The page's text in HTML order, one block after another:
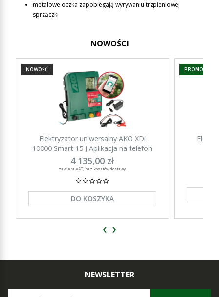
metalowe oczka zapobiegają wyrywaniu trzpieniowej
sprzączki
NOWOŚCI
Elektryzator uniwersalny AKO XDi
10000 Smart 15 J Aplikacja na telefon
4 135,00 zł
zawiera VAT, bez kosztów dostawy
DO KOSZYKA
NOWOŚĆ PROMOCJA
‹ ›
NEWSLETTER